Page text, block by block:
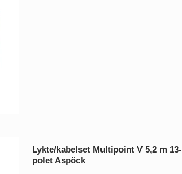
Lykte/kabelset Multipoint V 5,2 m 13-
polet Aspöck